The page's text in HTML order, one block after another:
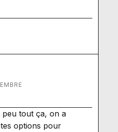
tout ça, on a
options pour